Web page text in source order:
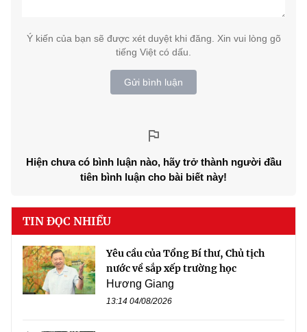
Ý kiến của bạn sẽ được xét duyệt khi đăng. Xin vui lòng gõ
tiếng Việt có dấu.
Gửi bình luận
Hiện chưa có bình luận nào, hãy trở thành người đầu
tiên bình luận cho bài biết này!
TIN ĐỌC NHIỀU
Yêu cầu của Tổng Bí thư, Chủ tịch
nước về sắp xếp trường học
Hương Giang
13:14 04/08/2026